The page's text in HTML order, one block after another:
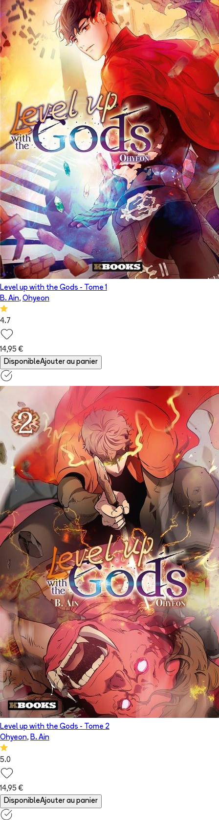
Level up with the Gods - Tome 1
B. Ain, Ohyeon
4.7
14,95 €
DisponibleAjouter au panier
Level up with the Gods - Tome 2
Ohyeon, B. Ain
5.0
14,95 €
DisponibleAjouter au panier